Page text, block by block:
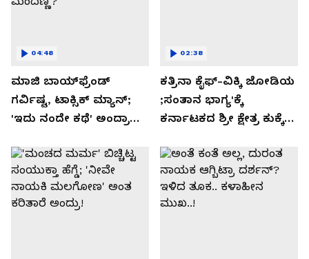
ಮಾಜಿ ಬಾಯ್‌ಫ್ರೆಂಡ್
ಗರ್ವಿಷ್ಟ, ಟಾಕ್ಸಿಕ್ ಮ್ಯಾನ್;
'ಇದು ನಂದೇ ಕಥೆ' ಅಂದ್ರಾ
ಮಂದಣ್ಣ?
04:48
ಕತ್ರಿನಾ ಕೈಫ್-ವಿಕ್ಕಿ ಜೋಡಿಯ
;ಸಂತಾನ ಭಾಗ್ಯ'ಕ್ಕೆ
ಕರ್ನಾಟಕದ ಶ್ರೀ ಕ್ಷೇತ್ರ ಕುಕ್ಕೆ
02:38